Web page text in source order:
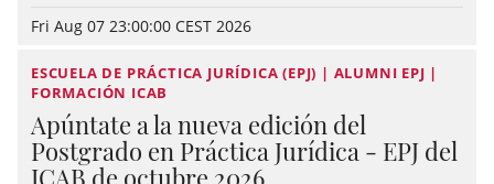
Fri Aug 07 23:00:00 CEST 2026
ESCUELA DE PRÁCTICA JURÍDICA (EPJ) | ALUMNI EPJ |
FORMACIÓN ICAB
Apúntate a la nueva edición del
Postgrado en Práctica Jurídica - EPJ del
ICAB de octubre 2026